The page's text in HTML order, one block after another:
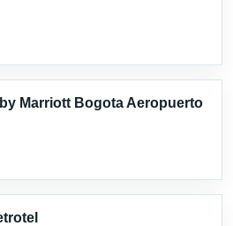
Marriott Bogota Aeropuerto